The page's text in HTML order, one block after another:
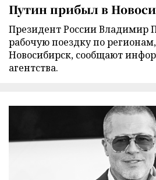
Путин прибыл в
Президент России Владимир
рабочую поездку по
Новосибирск, сообщают
агентства.